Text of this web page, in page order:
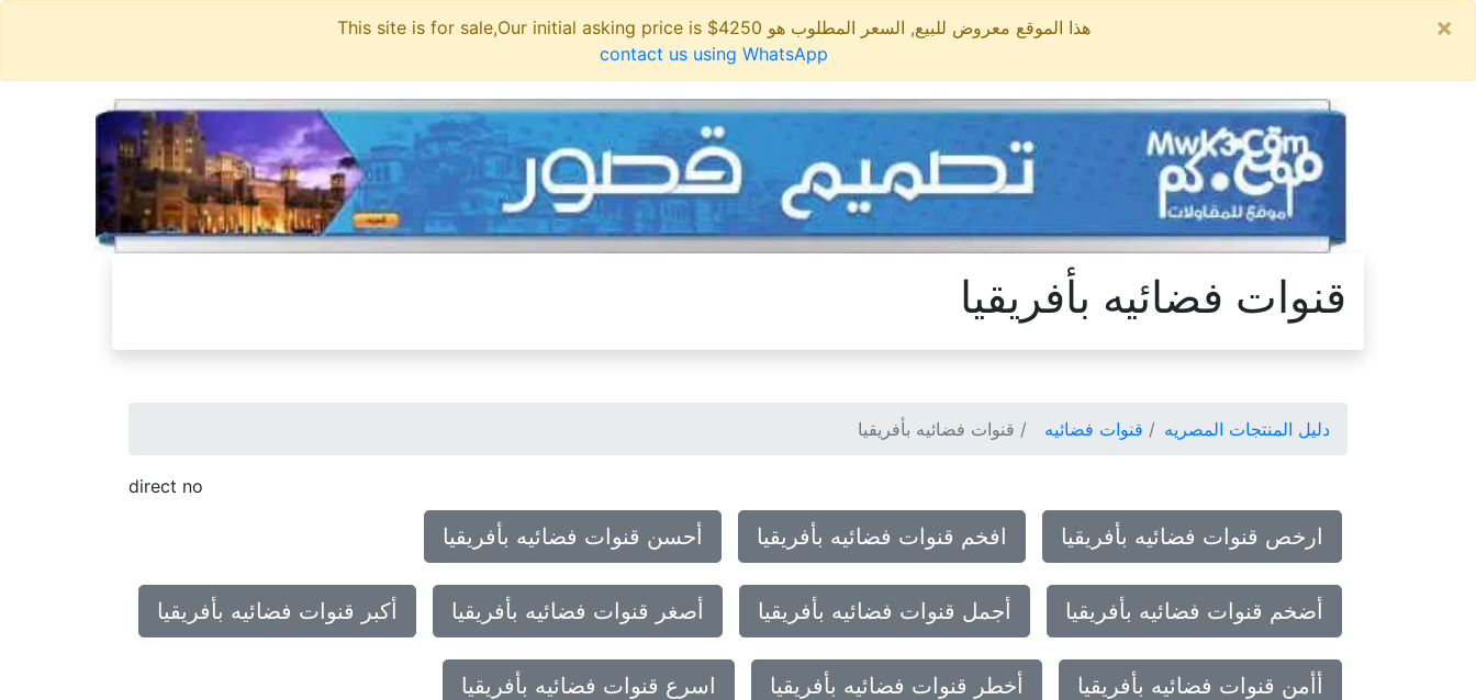
هذا الموقع معروض للبيع, السعر المطلوب هو 4250$ This site is for sale,Our initial asking price is
contact us using WhatsApp
×
قنوات فضائيه بأفريقيا
دليل المنتجات المصريه قنوات فضائيه قنوات فضائيه بأفريقيا
direct no
ارخص قنوات فضائيه بأفريقيا افخم قنوات فضائيه بأفريقيا أحسن قنوات فضائيه بأفريقيا
أضخم قنوات فضائيه بأفريقيا أجمل قنوات فضائيه بأفريقيا أصغر قنوات فضائيه بأفريقيا أكبر قنوات فضائيه بأفريقيا
أأمن قنوات فضائيه بأفريقيا أخطر قنوات فضائيه بأفريقيا اسرع قنوات فضائيه بأفريقيا